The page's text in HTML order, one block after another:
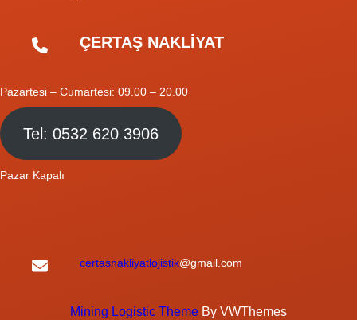
ÇERTAŞ NAKLİYAT
Pazartesi – Cumartesi: 09.00 – 20.00
Tel: 0532 620 3906
Pazar Kapalı
certasnakliyatlojistik@gmail.com
Mining Logistic Theme By VWThemes